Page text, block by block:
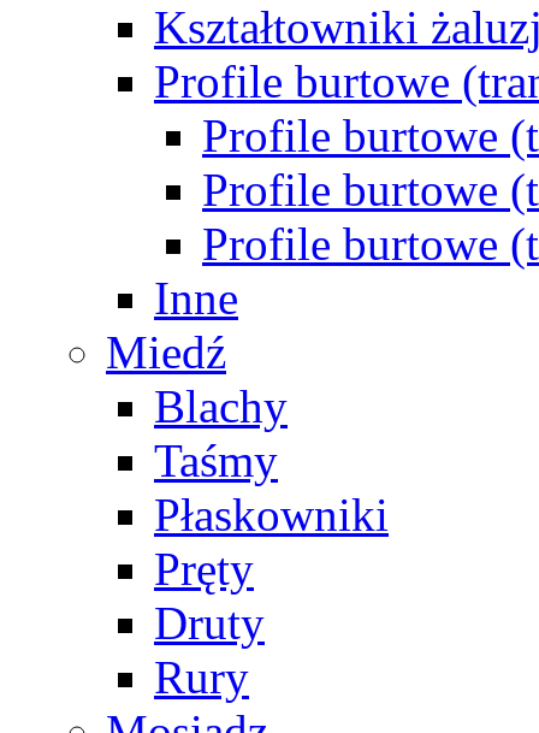
Kształtowniki
Profile burtowe
Profile burtowe
Profile burtowe
Profile burtowe
Inne
Miedź
Blachy
Taśmy
Płaskowniki
Pręty
Druty
Rury